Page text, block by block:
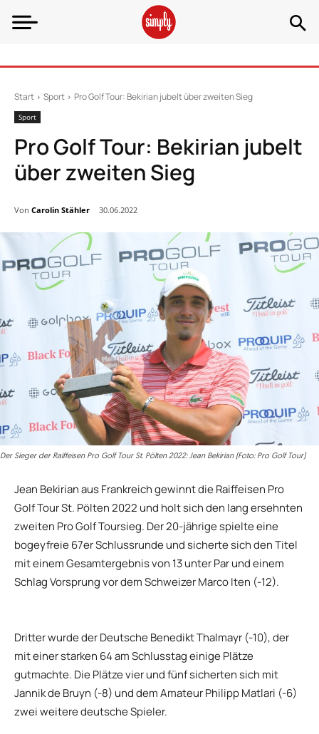
Start Sport Pro Golf Tour: Bekirian jubelt über zweiten Sieg
Sport
Pro Golf Tour: Bekirian jubelt
über zweiten Sieg
Von Carolin Stähler 30.06.2022
Der Sieger der Raiffeisen Pro Golf Tour St. Pölten 2022: Jean Bekirian (Foto: Pro Golf Tour)
Jean Bekirian aus Frankreich gewinnt die Raiffeisen Pro
Golf Tour St. Pölten 2022 und holt sich den lang ersehnten
zweiten Pro Golf Toursieg. Der 20-jährige spielte eine
bogeyfreie 67er Schlussrunde und sicherte sich den Titel
mit einem Gesamtergebnis von 13 unter Par und einem
Schlag Vorsprung vor dem Schweizer Marco Iten (-12).
Dritter wurde der Deutsche Benedikt Thalmayr (-10), der
mit einer starken 64 am Schlusstag einige Plätze
gutmachte. Die Plätze vier und fünf sicherten sich mit
Jannik de Bruyn (-8) und dem Amateur Philipp Matlari (-6)
zwei weitere deutsche Spieler.